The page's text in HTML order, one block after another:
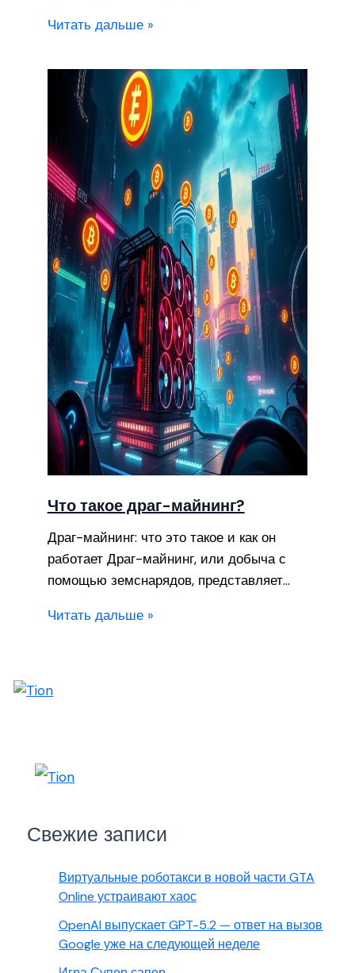
Читать дальше »
Что такое драг-майнинг?
Драг-майнинг: что это такое и как он
работает Драг-майнинг, или добыча с
помощью земснарядов, представляет…
Читать дальше »
Свежие записи
Виртуальные роботакси в новой части GTA
Online устраивают хаос
OpenAI выпускает GPT-5.2 — ответ на вызов
Google уже на следующей неделе